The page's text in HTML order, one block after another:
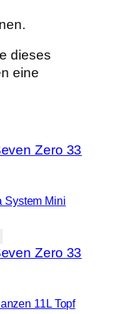
dieses
eine
System Mini
€.
11L Topf